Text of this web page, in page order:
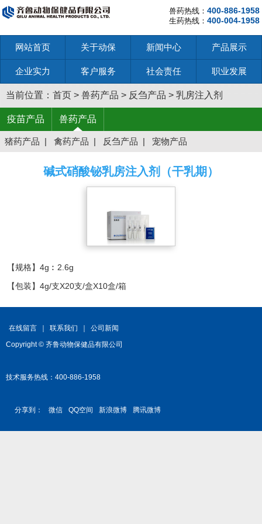
兽药热线： 400-886-1958
生药热线： 400-004-1958
网站首页 关于动保 新闻中心 产品展示
企业实力 客户服务 社会责任 职业发展
当前位置： 首页 > 兽药产品 > 反刍产品 > 乳房注入剂
疫苗产品 兽药产品
猪药产品 | 禽药产品 | 反刍产品 | 宠物产品
碱式硝酸铋乳房注入剂（干乳期）
【规格】4g︰2.6g
【包装】4g/支X20支/盒X10盒/箱
在线留言 联系我们
公司新闻
Copyright © 齐鲁动物保健品有限公司
技术服务热线：400-886-1958
分享到： 微信 QQ空间 新浪微博 腾讯微博